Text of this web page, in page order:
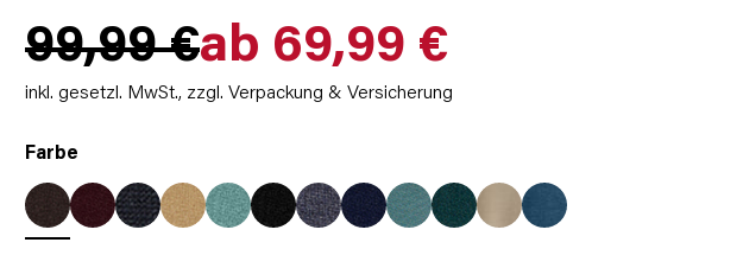
99,99 €ab 69,99 €
inkl. gesetzl. MwSt., zzgl. Verpackung & Versicherung
Farbe